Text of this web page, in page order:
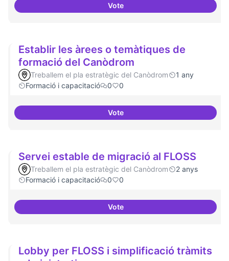
VoteRelació equilibrada entre
Establir les àrees o temàtiques de
formació del Canòdrom
Treballem el pla estratègic del Canòdrom
1 any
Formació i capacitació
0 0
VoteEstablir les àrees o temàtiques
Servei estable de migració al FLOSS
Treballem el pla estratègic del Canòdrom
2 anys
Formació i capacitació
0 0
VoteServei estable de migració al
Lobby per FLOSS i simplificació tràmits